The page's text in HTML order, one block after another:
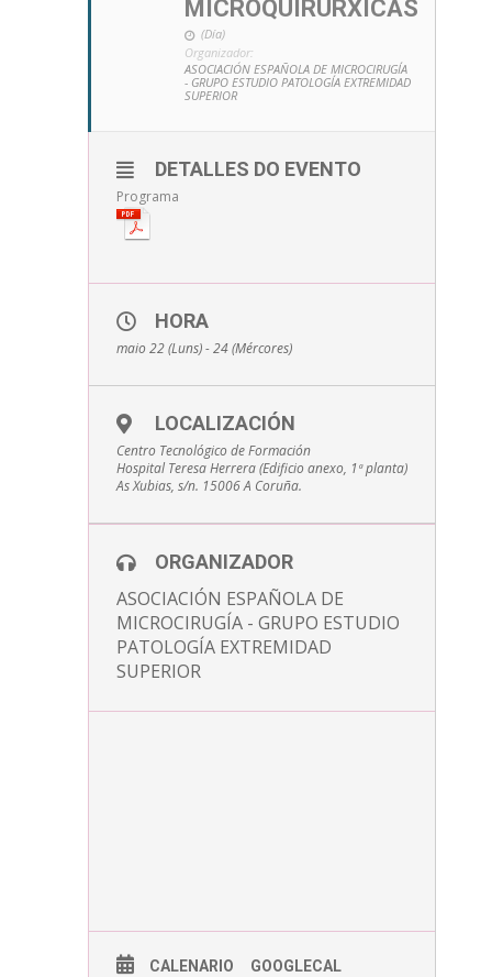
MICROQUIRÚRXICAS
(Día)
Organizador:
ASOCIACIÓN ESPAÑOLA DE MICROCIRUGÍA
- GRUPO ESTUDIO PATOLOGÍA EXTREMIDAD
SUPERIOR
DETALLES DO EVENTO
Programa
HORA
maio 22 (Luns) - 24 (Mércores)
LOCALIZACIÓN
Centro Tecnológico de Formación
Hospital Teresa Herrera (Edificio anexo, 1ª planta)
As Xubias, s/n. 15006 A Coruña.
ORGANIZADOR
ASOCIACIÓN ESPAÑOLA DE
MICROCIRUGÍA - GRUPO ESTUDIO
PATOLOGÍA EXTREMIDAD
SUPERIOR
CALENARIO GOOGLECAL